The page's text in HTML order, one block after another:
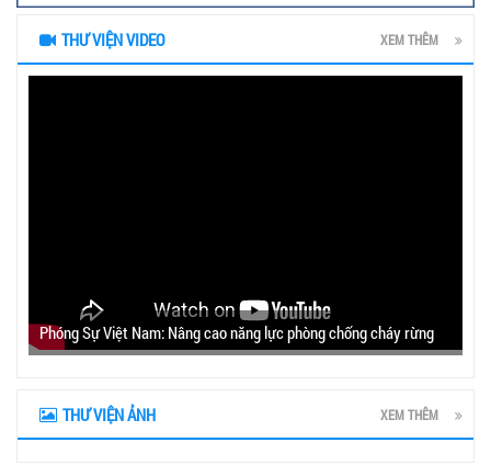
THƯ VIỆN VIDEO XEM THÊM
Phóng Sự Việt Nam: Nâng cao năng lực phòng chống cháy rừng
THƯ VIỆN ẢNH XEM THÊM